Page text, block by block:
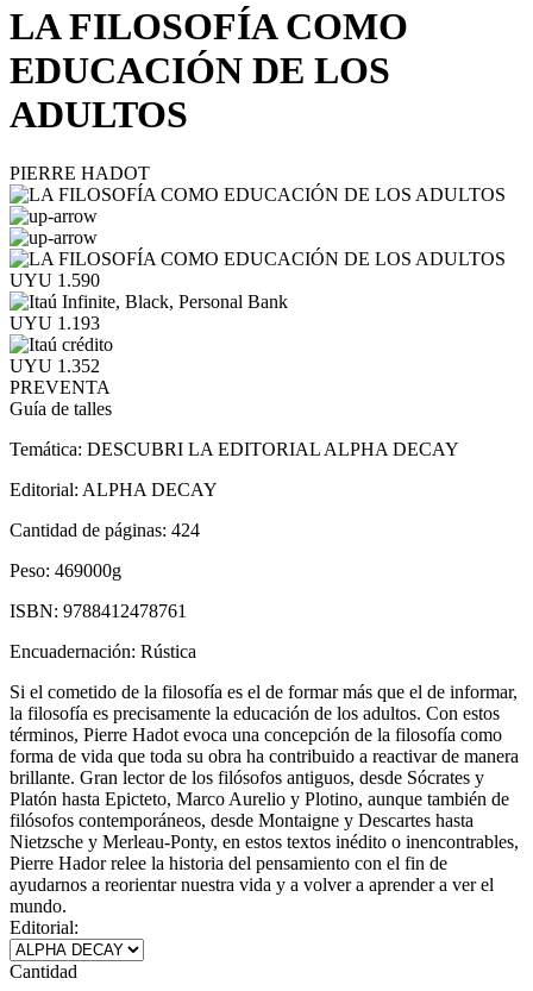
LA FILOSOFÍA COMO
EDUCACIÓN DE LOS
ADULTOS
PIERRE HADOT
UYU 1.590
UYU 1.193
UYU 1.352
PREVENTA
Guía de talles
Temática: DESCUBRI LA EDITORIAL ALPHA DECAY
Editorial: ALPHA DECAY
Cantidad de páginas: 424
Peso: 469000g
ISBN: 9788412478761
Encuadernación: Rústica
Si el cometido de la filosofía es el de formar más que el de informar,
la filosofía es precisamente la educación de los adultos. Con estos
términos, Pierre Hadot evoca una concepción de la filosofía como
forma de vida que toda su obra ha contribuido a reactivar de manera
brillante. Gran lector de los filósofos antiguos, desde Sócrates y
Platón hasta Epicteto, Marco Aurelio y Plotino, aunque también de
filósofos contemporáneos, desde Montaigne y Descartes hasta
Nietzsche y Merleau-Ponty, en estos textos inédito o inencontrables,
Pierre Hador relee la historia del pensamiento con el fin de
ayudarnos a reorientar nuestra vida y a volver a aprender a ver el
mundo.
Editorial:
Cantidad